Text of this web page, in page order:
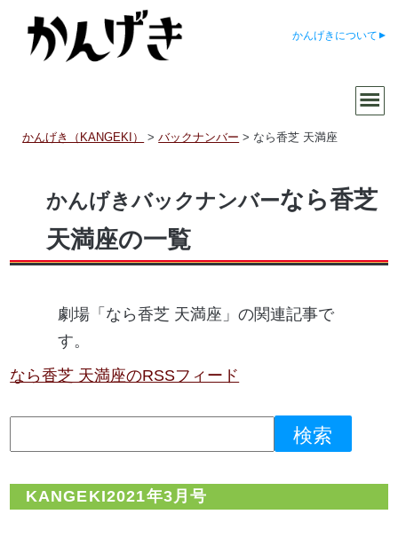
かんげきについて
かんげき（KANGEKI） >バックナンバー > なら香芝 天満座
かんげきバックナンバーなら香芝
天満座の一覧
劇場「なら香芝 天満座」の関連記事で
す。
なら香芝 天満座のRSSフィード
KANGEKI2021年3月号